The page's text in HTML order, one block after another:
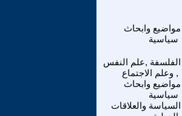
مواضيع وابحاث
سياسية
الفلسفة ,علم النفس
, وعلم الاجتماع
مواضيع وابحاث
سياسية
السياسة والعلاقات